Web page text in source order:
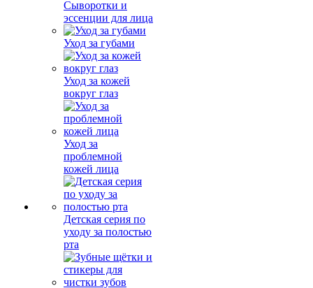
Сыворотки и
эссенции для лица
Уход за губами
Уход за кожей
вокруг глаз
Уход за
проблемной
кожей лица
Детская серия по
уходу за полостью
рта